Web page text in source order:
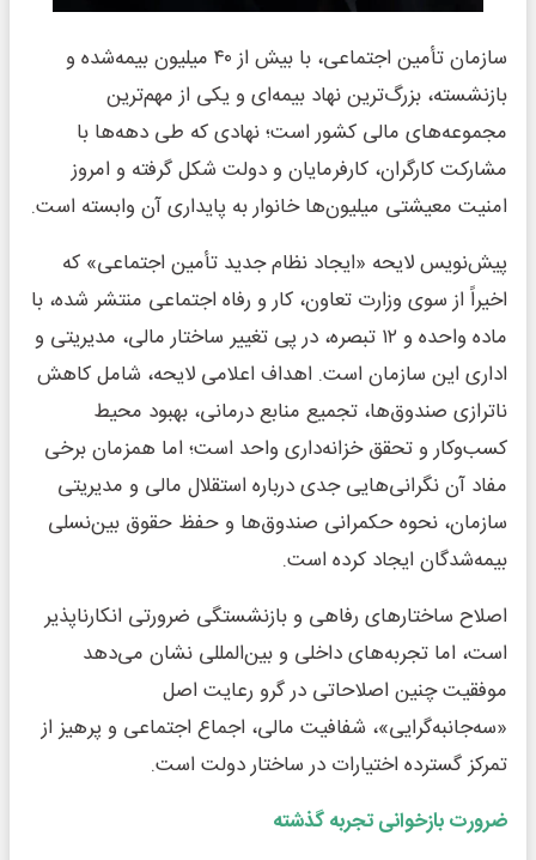
سازمان تأمین اجتماعی، با بیش از ۴۰ میلیون بیمه‌شده و
بازنشسته، بزرگ‌ترین نهاد بیمه‌ای و یکی از مهم‌ترین
مجموعه‌های مالی کشور است؛ نهادی که طی دهه‌ها با
مشارکت کارگران، کارفرمایان و دولت شکل گرفته و امروز
امنیت معیشتی میلیون‌ها خانوار به پایداری آن وابسته است.
پیش‌نویس لایحه «ایجاد نظام جدید تأمین اجتماعی» که
اخیراً از سوی وزارت تعاون، کار و رفاه اجتماعی منتشر شده، با
ماده واحده و ۱۲ تبصره، در پی تغییر ساختار مالی، مدیریتی و
اداری این سازمان است. اهداف اعلامی لایحه، شامل کاهش
ناترازی صندوق‌ها، تجمیع منابع درمانی، بهبود محیط
کسب‌وکار و تحقق خزانه‌داری واحد است؛ اما همزمان برخی
مفاد آن نگرانی‌هایی جدی درباره استقلال مالی و مدیریتی
سازمان، نحوه حکمرانی صندوق‌ها و حفظ حقوق بین‌نسلی
بیمه‌شدگان ایجاد کرده است.
اصلاح ساختارهای رفاهی و بازنشستگی ضرورتی انکارناپذیر
است، اما تجربه‌های داخلی و بین‌المللی نشان می‌دهد
موفقیت چنین اصلاحاتی در گرو رعایت اصل
«سه‌جانبه‌گرایی»، شفافیت مالی، اجماع اجتماعی و پرهیز از
تمرکز گسترده اختیارات در ساختار دولت است.
ضرورت بازخوانی تجربه گذشته